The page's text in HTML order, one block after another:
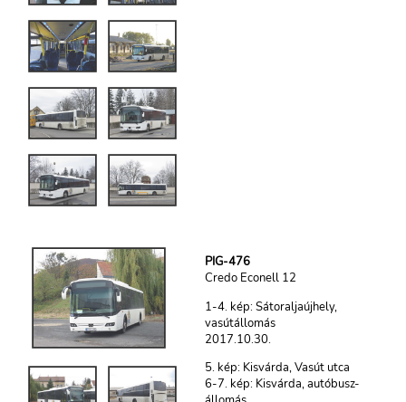
PIG-476
Credo Econell 12
1-4. kép: Sátoraljaújhely,
vasútállomás
2017.10.30.
5. kép: Kisvárda, Vasút utca
6-7. kép: Kisvárda, autóbusz-